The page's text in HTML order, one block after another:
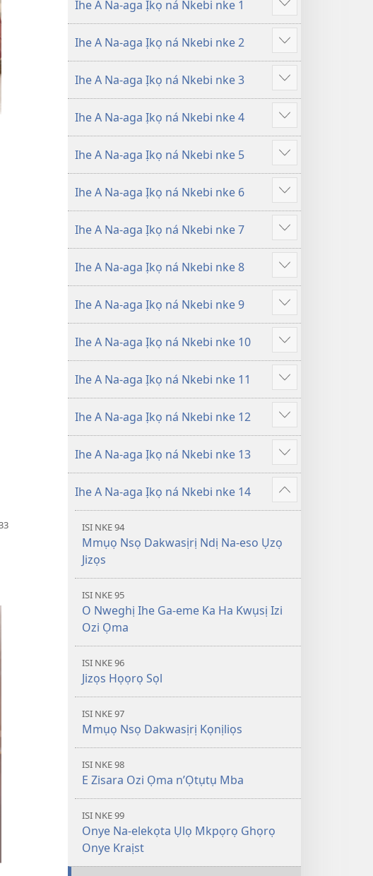
amụta
n’Akụkọ
Baịbụl
amụta
n’Akụkọ
Baịbụl
Ihe A Na-aga Ịkọ ná Nkebi nke 1 Gosikwuo
Ihe A Na-aga Ịkọ ná Nkebi nke 2 Gosikwuo
Ihe A Na-aga Ịkọ ná Nkebi nke 3 Gosikwuo
Ihe A Na-aga Ịkọ ná Nkebi nke 4 Gosikwuo
Ihe A Na-aga Ịkọ ná Nkebi nke 5 Gosikwuo
Ihe A Na-aga Ịkọ ná Nkebi nke 6 Gosikwuo
Ihe A Na-aga Ịkọ ná Nkebi nke 7 Gosikwuo
Ihe A Na-aga Ịkọ ná Nkebi nke 8 Gosikwuo
Ihe A Na-aga Ịkọ ná Nkebi nke 9 Gosikwuo
Ihe A Na-aga Ịkọ ná Nkebi nke 10 Gosikwuo
Ihe A Na-aga Ịkọ ná Nkebi nke 11 Gosikwuo
Ihe A Na-aga Ịkọ ná Nkebi nke 12 Gosikwuo
Ihe A Na-aga Ịkọ ná Nkebi nke 13 Gosikwuo
Ihe A Na-aga Ịkọ ná Nkebi nke 14 Gosikwuo
ISI NKE 94
Mmụọ Nsọ Dakwasịrị Ndị Na-eso Ụzọ
Jizọs
ISI NKE 95
O Nweghị Ihe Ga-eme Ka Ha Kwụsị Izi
Ozi Ọma
ISI NKE 96
Jizọs Họọrọ Sọl
ISI NKE 97
Mmụọ Nsọ Dakwasịrị Kọnịliọs
ISI NKE 98
E Zisara Ozi Ọma n’Ọtụtụ Mba
ISI NKE 99
Onye Na-elekọta Ụlọ Mkpọrọ Ghọrọ
Onye Kraịst